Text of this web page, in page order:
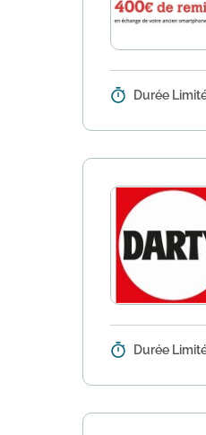
Détails :
Durée
Détails :
Durée